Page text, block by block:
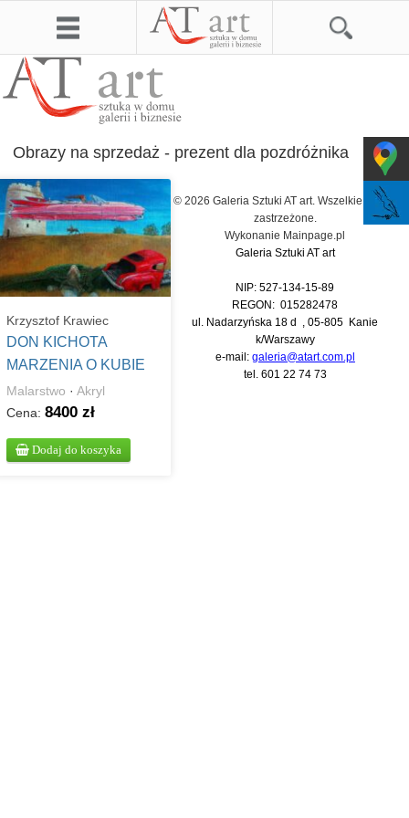
Obrazy na sprzedaż - prezent dla pozdróżnika
Krzysztof Krawiec
DON KICHOTA
MARZENIA O KUBIE
Malarstwo · Akryl
Cena: 8400 zł
Dodaj do koszyka
© 2026 Galeria Sztuki AT art. Wszelkie prawa
zastrzeżone.
Wykonanie Mainpage.pl
Galeria Sztuki AT art
NIP: 527-134-15-89
REGON: 015282478
ul. Nadarzyńska 18 d , 05-805 Kanie
k/Warszawy
e-mail: galeria@atart.com.pl
tel. 601 22 74 73